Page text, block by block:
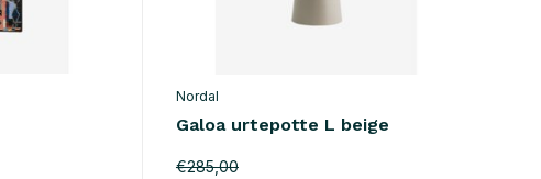
Nordal
Galoa urtepotte L beige
€285,00